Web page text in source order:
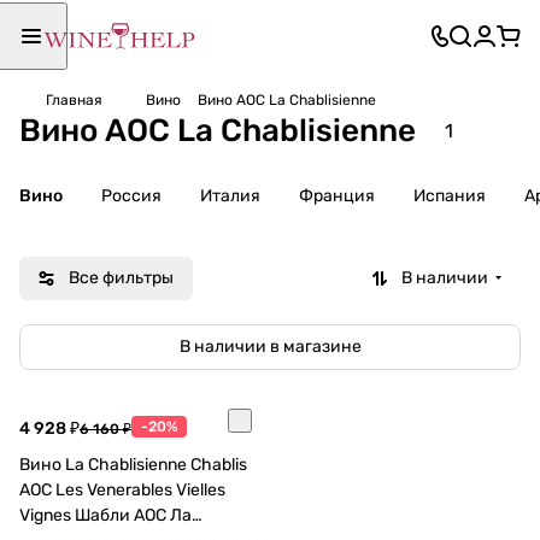
Главная Вино Вино AOC La Chablisienne
Вино AOC La Chablisienne 1
Вино Россия Италия Франция Испания
Все фильтры В наличии
В наличии в магазине
4 928 ₽6 160 ₽ -20%
Вино La Chablisienne Chablis
AOC Les Venerables Vielles
Vignes Шабли АОС Ла